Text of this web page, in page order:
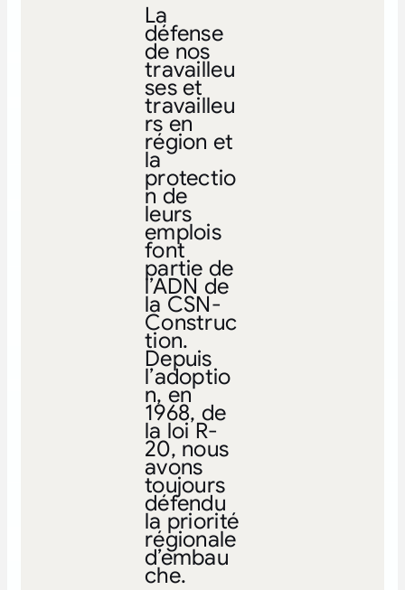
La
défense
de nos
travailleu
ses et
travailleu
rs en
région et
la
protectio
n de
leurs
emplois
font
partie de
l’ADN de
la CSN-
Construc
tion.
Depuis
l’adoptio
n, en
1968, de
la loi R-
20, nous
avons
toujours
défendu
la priorité
régionale
d’embau
che.